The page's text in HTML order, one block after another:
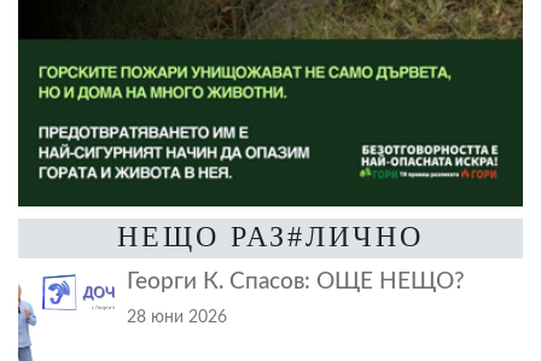
НЕЩО РАЗ#ЛИЧНО
Георги К. Спасов: ОЩЕ НЕЩО?
28 юни 2026